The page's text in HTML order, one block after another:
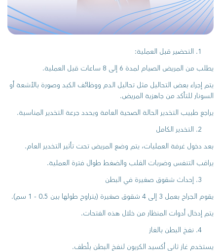
التحضير قبل العملية:
يطلب من المريض الصيام لمدة 6 إلى 8 ساعات قبل العملية.
يتم إجراء بعض التحاليل مثل تحاليل الدم ووظائف الكبد وصورة بالأشعة أو
السونار للتأكد من جاهزية المريض.
يراجع طبيب التخدير الحالة الصحية العامة ويحدد جرعة التخدير المناسبة.
التخدير الكامل
بعد دخول غرفة العمليات، يتم وضع المريض تحت تأثير التخدير العام.
يراقب التنفس وضربات القلب والضغط طوال فترة العملية.
إحداث شقوق صغيرة في البطن
يقوم الجراح بعمل 3 إلى 4 شقوق صغيرة (يتراوح طولها بين 0.5 - 1 سم).
يتم إدخال أدوات المنظار من خلال هذه الفتحات.
نفخ البطن بالغاز
يستخدم غاز ثاني أكسيد الكربون لنفخ البطن بلُطف.